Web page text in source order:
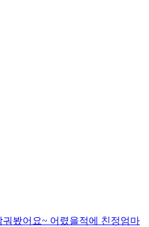
봤어요~ 어렸을적에 친정엄마